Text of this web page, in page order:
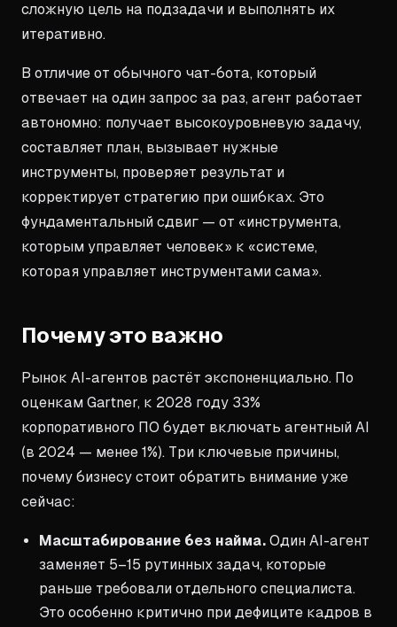
сложную цель на подзадачи и выполнять их
итеративно.
В отличие от обычного чат-бота, который
отвечает на один запрос за раз, агент работает
автономно: получает высокоуровневую задачу,
составляет план, вызывает нужные
инструменты, проверяет результат и
корректирует стратегию при ошибках. Это
фундаментальный сдвиг — от «инструмента,
которым управляет человек» к «системе,
которая управляет инструментами сама».
Почему это важно
Рынок AI-агентов растёт экспоненциально. По
оценкам Gartner, к 2028 году 33%
корпоративного ПО будет включать агентный AI
(в 2024 — менее 1%). Три ключевые причины,
почему бизнесу стоит обратить внимание уже
сейчас:
Масштабирование без найма. Один AI-агент
заменяет 5–15 рутинных задач, которые
раньше требовали отдельного специалиста.
Это особенно критично при дефиците кадров в